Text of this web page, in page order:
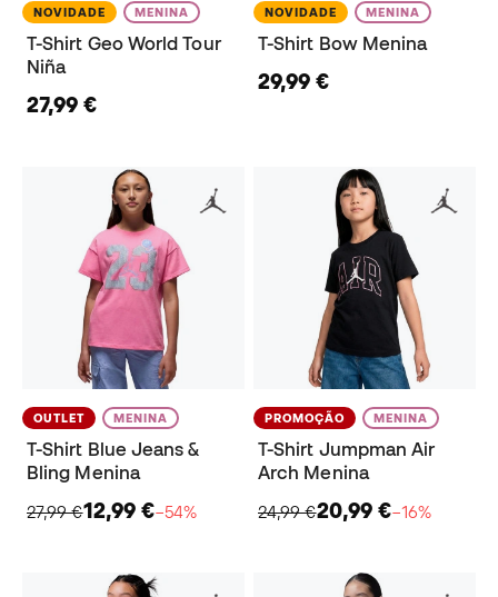
NOVIDADE MENINA
T-Shirt Geo World Tour
Niña
27,99 €
NOVIDADE MENINA
T-Shirt Bow Menina
29,99 €
OUTLET MENINA
T-Shirt Blue Jeans &
Bling Menina
27,99 €12,99 €−54%
PROMOÇÃO MENINA
T-Shirt Jumpman Air
Arch Menina
24,99 €20,99 €−16%